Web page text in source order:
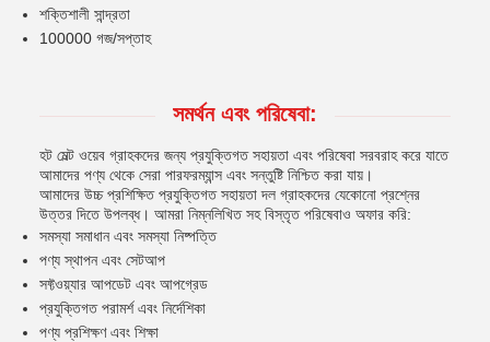
শক্তিশালী সান্দ্রতা
100000 গজ/সপ্তাহ
সমর্থন এবং পরিষেবা:
হট মেল্ট ওয়েব গ্রাহকদের জন্য প্রযুক্তিগত সহায়তা এবং পরিষেবা সরবরাহ করে যাতে
আমাদের পণ্য থেকে সেরা পারফরম্যান্স এবং সন্তুষ্টি নিশ্চিত করা যায়।
আমাদের উচ্চ প্রশিক্ষিত প্রযুক্তিগত সহায়তা দল গ্রাহকদের যেকোনো প্রশ্নের
উত্তর দিতে উপলব্ধ। আমরা নিম্নলিখিত সহ বিস্তৃত পরিষেবাও অফার করি:
সমস্যা সমাধান এবং সমস্যা নিষ্পত্তি
পণ্য স্থাপন এবং সেটআপ
সফ্টওয়্যার আপডেট এবং আপগ্রেড
প্রযুক্তিগত পরামর্শ এবং নির্দেশিকা
পণ্য প্রশিক্ষণ এবং শিক্ষা